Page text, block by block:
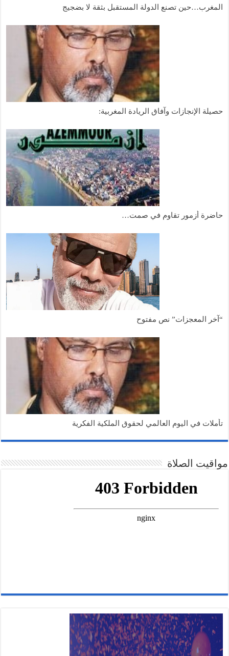
المغرب…حين تصنع الدولة المستقبل بثقة لا بضجيج
حصيلة الإنجازات وآفاق الريادة المغربية:
حاضرة أزمور تقاوم في صمت…
“آخر المعجزات” نص مفتوح
تأملات في اليوم العالمي لحقوق الملكية الفكرية
مواقيت الصلاة